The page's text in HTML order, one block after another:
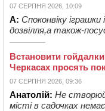
07 СЕРПНЯ 2026, 10:09
А: Споконвіку
дозвілля,а також-
Встановити
Черкасах просять
07 СЕРПНЯ 2026, 09:36
Анатолій: Не
місті в садочках немає